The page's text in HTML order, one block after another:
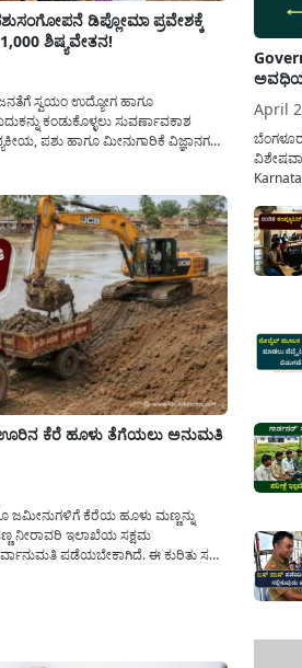
ಡಿಪ್ಲೋಮಾ ಪ್ರವೇಶಕ್ಕೆ
ಶಿಷ್ಯವೇತನ!
ಸ್ವಯಂ ಉದ್ಯೋಗ ಹಾಗೂ
ಕಂಡುಕೊಳ್ಳಲು ಸುವರ್ಣಾವಕಾಶ
ಪಶು ಹಾಗೂ ಮೀನುಗಾರಿಕೆ ವಿಜ್ಞಾನಗಳ
ಅಭ್ಯರ್ಥಿಗಳಿಂದ ಆನ್‌ಲೈನ್ ಮೂಲಕ
ಊರಿನ ಕೆರೆ ಹೂಳು ತೆಗೆಯಲು ಅನುಮತಿ
ಜಮೀನುಗಳಿಗೆ ಕೆರೆಯ ಹೂಳು ಮಣ್ಣನ್ನು
ನೀರಾವರಿ ಇಲಾಖೆಯ ಸಕ್ಷಮ
ಪಡೆಯಬೇಕಾಗಿದೆ. ಈ ಕುರಿತು ಸಣ್ಣ
April
ಕಲ್ಯಾಣ